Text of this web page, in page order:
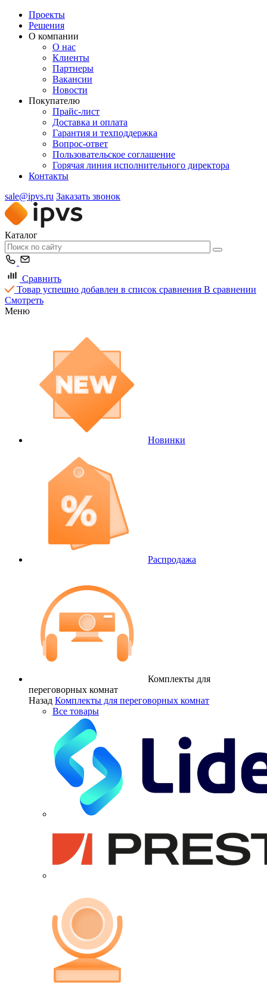
Проекты
Решения
О компании
О нас
Клиенты
Партнеры
Вакансии
Новости
Покупателю
Прайс-лист
Доставка и оплата
Гарантия и техподдержка
Вопрос-ответ
Пользовательское соглашение
Горячая линия исполнительного директора
Контакты
sale@ipvs.ru Заказать звонок
Каталог
Сравнить
Товар успешно добавлен в список сравнения В сравнении
Смотреть
Меню
Новинки
Распродажа
Комплекты для
переговорных комнат
Назад Комплекты для переговорных комнат
Все товары